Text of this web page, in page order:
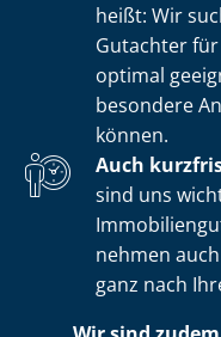
heißt: Wir
Gutachter
optimal
besondere
können.
Auch
sind uns
nehmen
ganz nach